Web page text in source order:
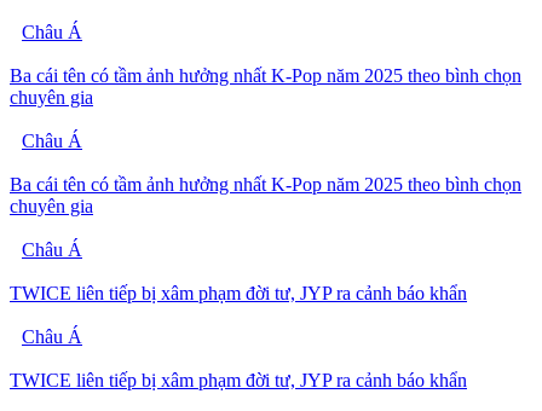
Châu Á
Ba cái tên có tầm ảnh hưởng nhất K-Pop năm 2025 theo bình chọn
chuyên gia
Châu Á
Ba cái tên có tầm ảnh hưởng nhất K-Pop năm 2025 theo bình chọn
chuyên gia
Châu Á
TWICE liên tiếp bị xâm phạm đời tư, JYP ra cảnh báo khẩn
Châu Á
TWICE liên tiếp bị xâm phạm đời tư, JYP ra cảnh báo khẩn